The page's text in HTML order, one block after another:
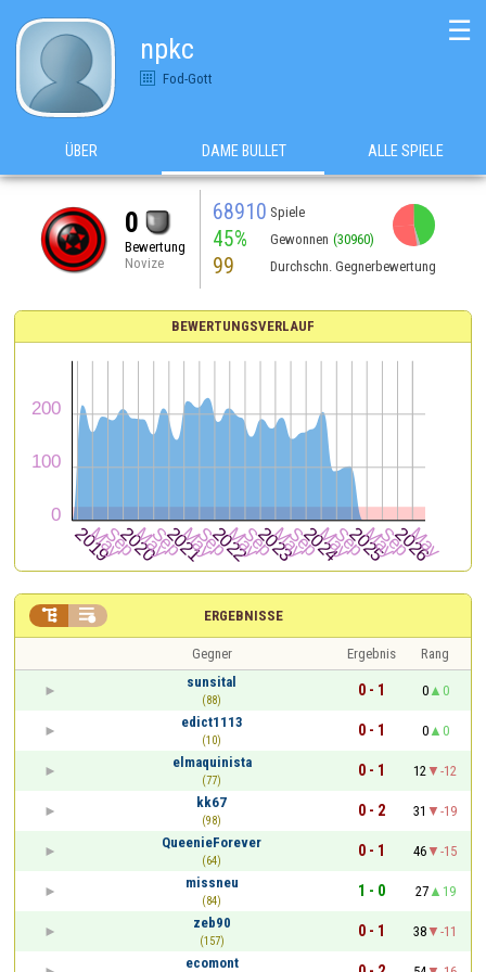
npkc
Fod-Gott
☰
ÜBER DAME BULLET ALLE SPIELE
0
Bewertung
Novize
68910 Spiele
45% Gewonnen (30960)
99 Durchschn. Gegnerbewertung
BEWERTUNGSVERLAUF
ERGEBNISSE
 
Gegner Ergebnis
Rang
sunsital
(88)
0 - 1 0
0
edict1113
(10)
0 - 1 0
0
elmaquinista
(77)
0 - 1 12
-12
kk67
(98)
0 - 2 31
-19
QueenieForever
(64)
0 - 1 46
-15
missneu
(84)
1 - 0 27
19
zeb90
(157)
0 - 1 38
-11
ecomont